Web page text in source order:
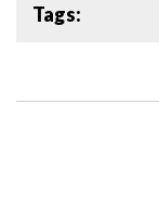
Tags: